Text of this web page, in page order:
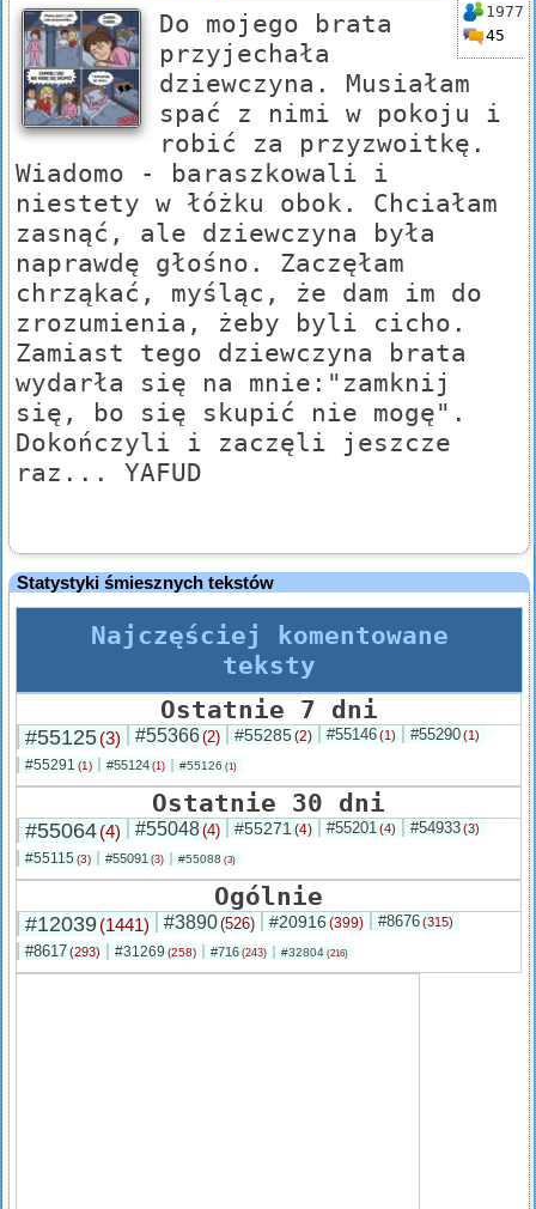
1977
45
Do mojego brata
przyjechała
dziewczyna. Musiałam
spać z nimi w pokoju i
robić za przyzwoitkę.
Wiadomo - baraszkowali i
niestety w łóżku obok. Chciałam
zasnąć, ale dziewczyna była
naprawdę głośno. Zaczęłam
chrząkać, myśląc, że dam im do
zrozumienia, żeby byli cicho.
Zamiast tego dziewczyna brata
wydarła się na mnie:"zamknij
się, bo się skupić nie mogę".
Dokończyli i zaczęli jeszcze
raz... YAFUD
Statystyki śmiesznych tekstów
Najczęściej komentowane
teksty
Ostatnie 7 dni
#55125(3) #55366(2) #55285(2) #55146(1) #55290(1)
#55291 (1) #55124 (1) #55126 (1)
Ostatnie 30 dni
#55064(4) #55048(4) #55271 (4) #55201(4) #54933(3)
#55115 (3) #55091 (3) #55088 (3)
Ogólnie
#12039(1441) #3890(526) #20916 (399) #8676(315)
#8617(293) #31269 (258) #716 (243) #32804 (216)